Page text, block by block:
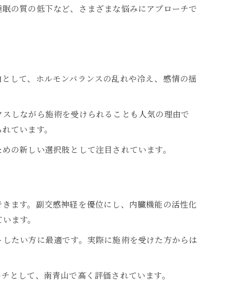
の質の低下など、さまざまな悩みにアプローチで
して、ホルモンバランスの乱れや冷え、感情の揺
しながら施術を受けられることも人気の理由で
ています。
の新しい選択肢として注目されています。
ます。副交感神経を優位にし、内臓機能の活性化
ます。
たい方に最適です。実際に施術を受けた方からは
として、南青山で高く評価されています。